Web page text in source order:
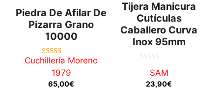
Piedra De Afilar De
Pizarra Grano
10000
5.00
de 5
Cuchillería Moreno
1979
65,00€
Tijera Manicura
Cutículas
Caballero Curva
Inox 95mm
SAM
23,90€